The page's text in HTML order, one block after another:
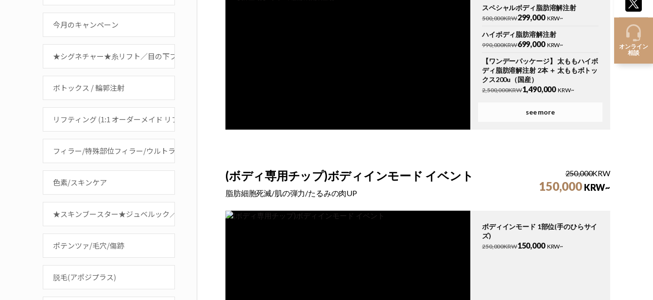
今月のキャンペーン
★シグネチャー★糸リフト／目の下フィラー／リップフィラ
ボトックス / 輪郭注射
リフティング (1:1 オーダーメイド リフティング)
フィラー/特殊部位フィラー/ウルトラコール
色素/スキンケア
★スキンブースター★ジュベルック／水光注射／コラーゲン注射
ポテンツァ/毛穴/傷跡
脱毛(アポジプラス)
スペシャルボディ脂肪溶解注射
500,000KRW299,000 KRW~
ハイボディ脂肪溶解注射
990,000KRW699,000 KRW~
【ワンデーパッケージ】 太ももハイボ
ディ脂肪溶解注射 2本 ＋ 太ももボトッ
クス200u（国産）
2,500,000KRW1,490,000 KRW~
肪溶解注射 2本 ＋ オンダリフティング
僧帽筋ボトックス200（国産）
see more
(ボディ専用チップ)ボディインモード イベント
脂肪細胞死滅/肌の弾力/たるみの肉UP
250,000KRW
150,000 KRW~
ボディインモード 1部位(手のひらサイ
ズ)
250,000KRW150,000 KRW~
オンライン
相談